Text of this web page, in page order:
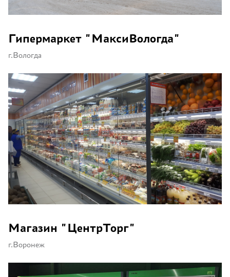
Гипермаркет "МаксиВологда"
г.Вологда
Магазин "ЦентрТорг"
г.Воронеж